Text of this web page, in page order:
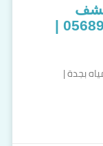
تسربات المياه بجدة | 0568975691 |
بجدة |